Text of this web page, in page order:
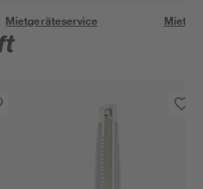
Mietgeräteservice